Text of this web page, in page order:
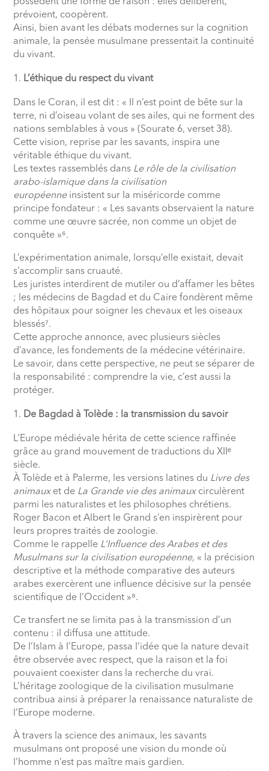
prévoient, coopèrent.
Ainsi, bien avant les débats modernes sur la cognition
animale, la pensée musulmane pressentait la continuité
du vivant.
L’éthique du respect du vivant
Dans le Coran, il est dit : « Il n’est point de bête sur la
terre, ni d’oiseau volant de ses ailes, qui ne forment des
nations semblables à vous » (Sourate 6, verset 38).
Cette vision, reprise par les savants, inspira une
véritable éthique du vivant.
Les textes rassemblés dans Le rôle de la civilisation
arabo-islamique dans la civilisation
européenneinsistent sur la miséricorde comme
principe fondateur : « Les savants observaient la nature
comme une œuvre sacrée, non comme un objet de
conquête »⁶.
L’expérimentation animale, lorsqu’elle existait, devait
s’accomplir sans cruauté.
Les juristes interdirent de mutiler ou d’affamer les bêtes
; les médecins de Bagdad et du Caire fondèrent même
des hôpitaux pour soigner les chevaux et les oiseaux
blessés⁷.
Cette approche annonce, avec plusieurs siècles
d’avance, les fondements de la médecine vétérinaire.
Le savoir, dans cette perspective, ne peut se séparer de
la responsabilité : comprendre la vie, c’est aussi la
protéger.
De Bagdad à Tolède : la transmission du savoir
L’Europe médiévale hérita de cette science raffinée
grâce au grand mouvement de traductions du XIIᵉ
siècle.
À Tolède et à Palerme, les versions latines du Livre des
animauxet de La Grande vie des animauxcirculèrent
parmi les naturalistes et les philosophes chrétiens.
Roger Bacon et Albert le Grand s’en inspirèrent pour
leurs propres traités de zoologie.
Comme le rappelle L’Influence des Arabes et des
Musulmans sur la civilisation européenne, « la précision
descriptive et la méthode comparative des auteurs
arabes exercèrent une influence décisive sur la pensée
scientifique de l’Occident »⁸.
Ce transfert ne se limita pas à la transmission d’un
contenu : il diffusa une attitude.
De l’Islam à l’Europe, passa l’idée que la nature devait
être observée avec respect, que la raison et la foi
pouvaient coexister dans la recherche du vrai.
L’héritage zoologique de la civilisation musulmane
contribua ainsi à préparer la renaissance naturaliste de
l’Europe moderne.
À travers la science des animaux, les savants
musulmans ont proposé une vision du monde où
l’homme n’est pas maître mais gardien.